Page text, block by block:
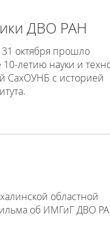
ДВО РАН
октября прошло
летию науки и
СахОУНБ с историей
областной
об ИМГиГ ДВО